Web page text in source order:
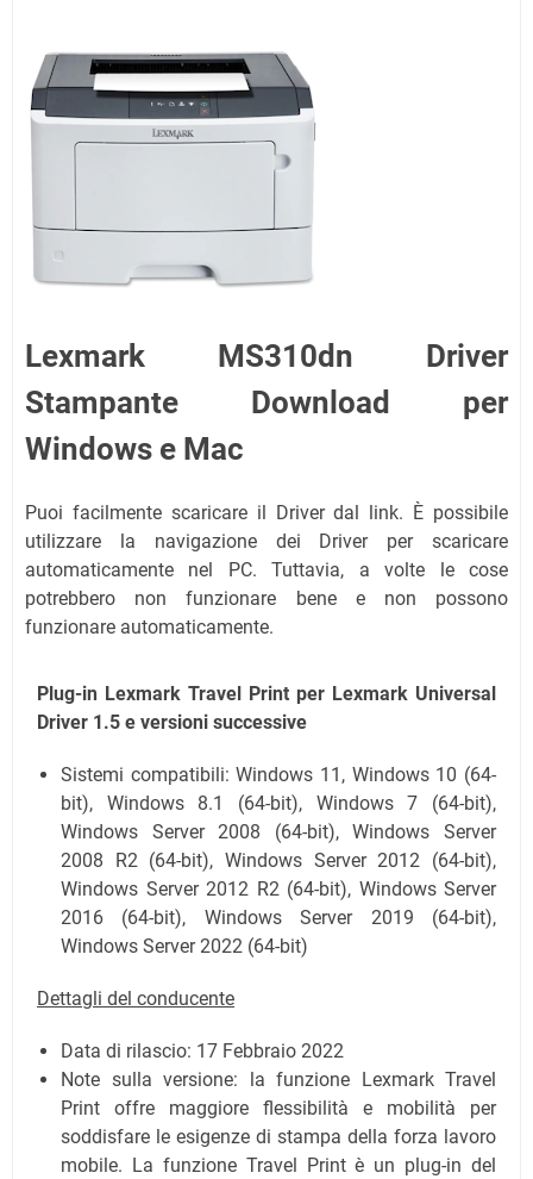
Lexmark MS310dn Driver
Stampante Download per
Windows e Mac
Puoi facilmente scaricare il Driver dal link. È possibile
utilizzare la navigazione dei Driver per scaricare
automaticamente nel PC. Tuttavia, a volte le cose
potrebbero non funzionare bene e non possono
funzionare automaticamente.
Plug-in Lexmark Travel Print per Lexmark Universal
Driver 1.5 e versioni successive
Sistemi compatibili: Windows 11, Windows 10 (64-
bit), Windows 8.1 (64-bit), Windows 7 (64-bit),
Windows Server 2008 (64-bit), Windows Server
2008 R2 (64-bit), Windows Server 2012 (64-bit),
Windows Server 2012 R2 (64-bit), Windows Server
2016 (64-bit), Windows Server 2019 (64-bit),
Windows Server 2022 (64-bit)
Dettagli del conducente
Data di rilascio: 17 Febbraio 2022
Note sulla versione: la funzione Lexmark Travel
Print offre maggiore flessibilità e mobilità per
soddisfare le esigenze di stampa della forza lavoro
mobile. La funzione Travel Print è un plug-in del